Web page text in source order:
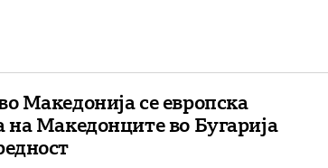
таканаречените европски вредности.
Македонија се европска
на Македонците во Бугарија